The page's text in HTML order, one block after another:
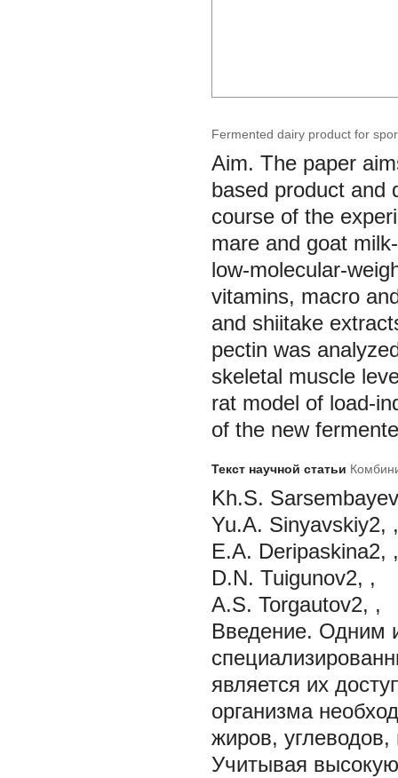
Fermented dairy product for
Aim. The paper
based product and
course of the
mare and goat
low-molecular-
vitamins, macro
and shiitake
pectin was
skeletal muscle
rat model of load-
of the new
Текст научной статьи
Kh.S.
Yu.A. Sinyavskiy2, ,
E.A. Deripaskina2, ,
D.N. Tuigunov2, ,
A.S. Torgautov2, ,
Введение. Одним
является их
организма
жиров,
Учитывая